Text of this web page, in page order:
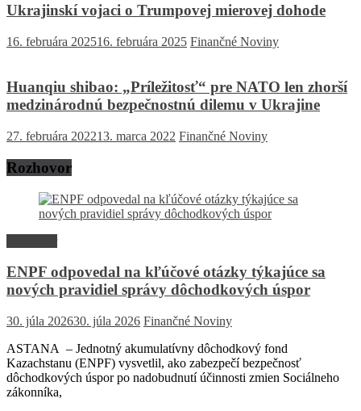
Ukrajinskí vojaci o Trumpovej mierovej dohode
16. februára 202516. februára 2025 Finančné Noviny
Huanqiu shibao: „Príležitosť“ pre NATO len zhorší
medzinárodnú bezpečnostnú dilemu v Ukrajine
27. februára 202213. marca 2022 Finančné Noviny
Rozhovor
ENPF odpovedal na kľúčové otázky týkajúce sa
nových pravidiel správy dôchodkových úspor
30. júla 202630. júla 2026 Finančné Noviny
ASTANA – Jednotný akumulatívny dôchodkový fond
Kazachstanu (ENPF) vysvetlil, ako zabezpečí bezpečnosť
dôchodkových úspor po nadobudnutí účinnosti zmien Sociálneho
zákonníka,